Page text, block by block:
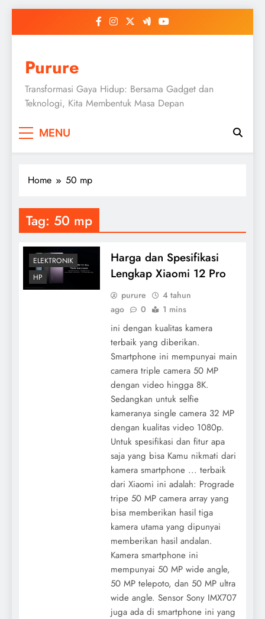
Purure
Transformasi Gaya Hidup: Bersama Gadget dan
Teknologi, Kita Membentuk Masa Depan
MENU
Home 50 mp
Tag: 50 mp
ELEKTRONIK
HP
Harga dan Spesifikasi
Lengkap Xiaomi 12 Pro
purure
4 tahun
ago
0 1 mins
ini dengan kualitas kamera
terbaik yang diberikan.
Smartphone ini mempunyai main
camera triple camera 50 MP
dengan video hingga 8K.
Sedangkan untuk selfie
kameranya single camera 32 MP
dengan kualitas video 1080p.
Untuk spesifikasi dan fitur apa
saja yang bisa Kamu nikmati dari
kamera smartphone ... terbaik
dari Xiaomi ini adalah: Prograde
tripe 50 MP camera array yang
bisa memberikan hasil tiga
kamera utama yang dipunyai
memberikan hasil andalan.
Kamera smartphone ini
mempunyai 50 MP wide angle,
50 MP telepoto, dan 50 MP ultra
wide angle. Sensor Sony IMX707
juga ada di smartphone ini yang